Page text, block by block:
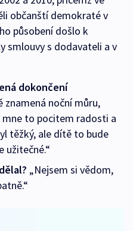
občanští demokraté v
působení došlo k
smlouvy s dodavateli a v
dokončení
znamená noční můru,
mne to pocitem radosti a
těžký, ale dítě to bude
užitečné.“
„Nejsem si vědom,